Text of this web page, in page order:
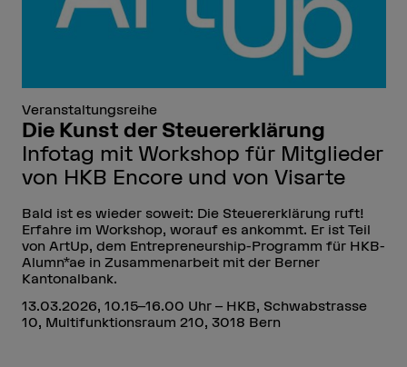
Veranstaltungsreihe
Die Kunst der Steuererklärung
Infotag mit Workshop für Mitglieder
von HKB Encore und von Visarte
Bald ist es wieder soweit: Die Steuererklärung ruft!
Erfahre im Workshop, worauf es ankommt. Er ist Teil
von ArtUp, dem Entrepreneurship-Programm für HKB-
Alumn*ae in Zusammenarbeit mit der Berner
Kantonalbank.
13.03.2026, 10.15–16.00 Uhr – HKB, Schwabstrasse
10, Multifunktionsraum 210, 3018 Bern